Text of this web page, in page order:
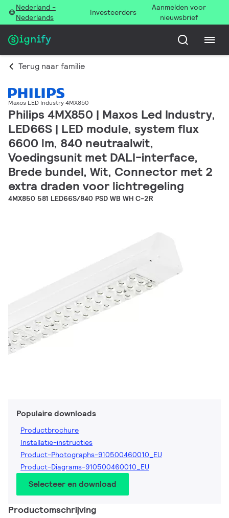
Nederland -
Nederlands
Investeerders
Aanmelden voor
nieuwsbrief
Terug naar familie
Maxos LED Industry 4MX850
Philips 4MX850 | Maxos Led Industry,
LED66S | LED module, system flux
6600 lm, 840 neutraalwit,
Voedingsunit met DALI-interface,
Brede bundel, Wit, Connector met 2
extra draden voor lichtregeling
4MX850 581 LED66S/840 PSD WB WH C-2R
Populaire downloads
Productbrochure
Installatie-instructies
Product-Photographs-910500460010_EU
Product-Diagrams-910500460010_EU
Selecteer en download
Productomschrijving